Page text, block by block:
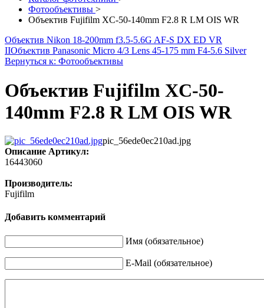
Фотообъективы >
Объектив Fujifilm XC-50-140mm F2.8 R LM OIS WR
Объектив Nikon 18-200mm f3.5-5.6G AF-S DX ED VR
IIОбъектив Panasonic Micro 4/3 Lens 45-175 mm F4-5.6 Silver
Вернуться к: Фотообъективы
Объектив Fujifilm XC-50-
140mm F2.8 R LM OIS WR
pic_56ede0ec210ad.jpg
Описание Артикул:
16443060
Производитель:
Fujifilm
Добавить комментарий
Имя (обязательное)
E-Mail (обязательное)